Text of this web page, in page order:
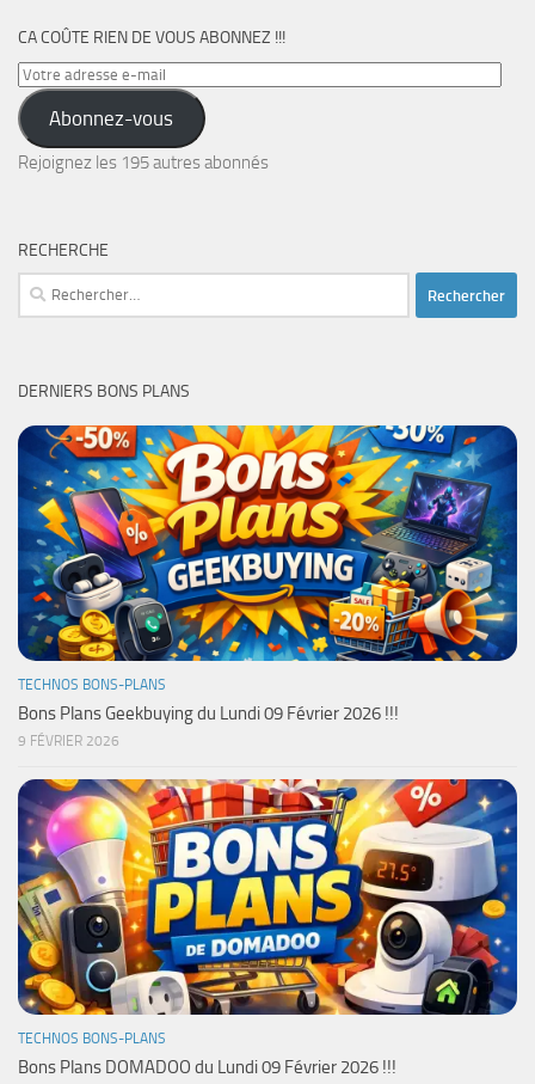
CA COÛTE RIEN DE VOUS ABONNEZ !!!
Votre
adresse
e-
mail
Abonnez-vous
Rejoignez les 195 autres abonnés
RECHERCHE
Rechercher :
DERNIERS BONS PLANS
TECHNOS BONS-PLANS
Bons Plans Geekbuying du Lundi 09 Février 2026 !!!
9 FÉVRIER 2026
TECHNOS BONS-PLANS
Bons Plans DOMADOO du Lundi 09 Février 2026 !!!